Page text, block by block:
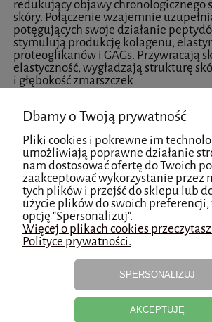
redukujący objawy chronologicznego
skóry. Połączenie wzajemnie
potęgujących swoje działanie
stymulują produkcję kolagenu,
proteoglikanów i GAGs. Przywracają
elastyczność, wygładzają strukturę
i głębokość zmarszczek
HYALU MICROSPHERES
Lofilizowane mikrosfery wypełnione
hialuronowym, mające zdolność
głębszych warstw naskórka. Pod
zwiększają swoją objętość,
wygładzają zmarszczki okolicy oka.
SPOSÓB UŻYCIA
Nałóż krem na oczyszczoną skórę
Delikatnie wklepać opuszkami
na dzień i na noc. Stosuj w połączeniu
produktami SKINARTÉ AGELESS.
osób korzystających z zabiegów
do stosowania po zakończeniu okresu
Dbamy o Twoją prywatność
Pliki cookies i pokrewne im
umożliwiają poprawne działanie
nam dostosować ofertę do Twoich
zaakceptować wykorzystanie przez
tych plików i przejść do sklepu lub
użycie plików do swoich
opcję "Spersonalizuj".
Więcej o plikach cookies
Polityce prywatności.
SPERSONALIZUJ
AKCEPTUJĘ